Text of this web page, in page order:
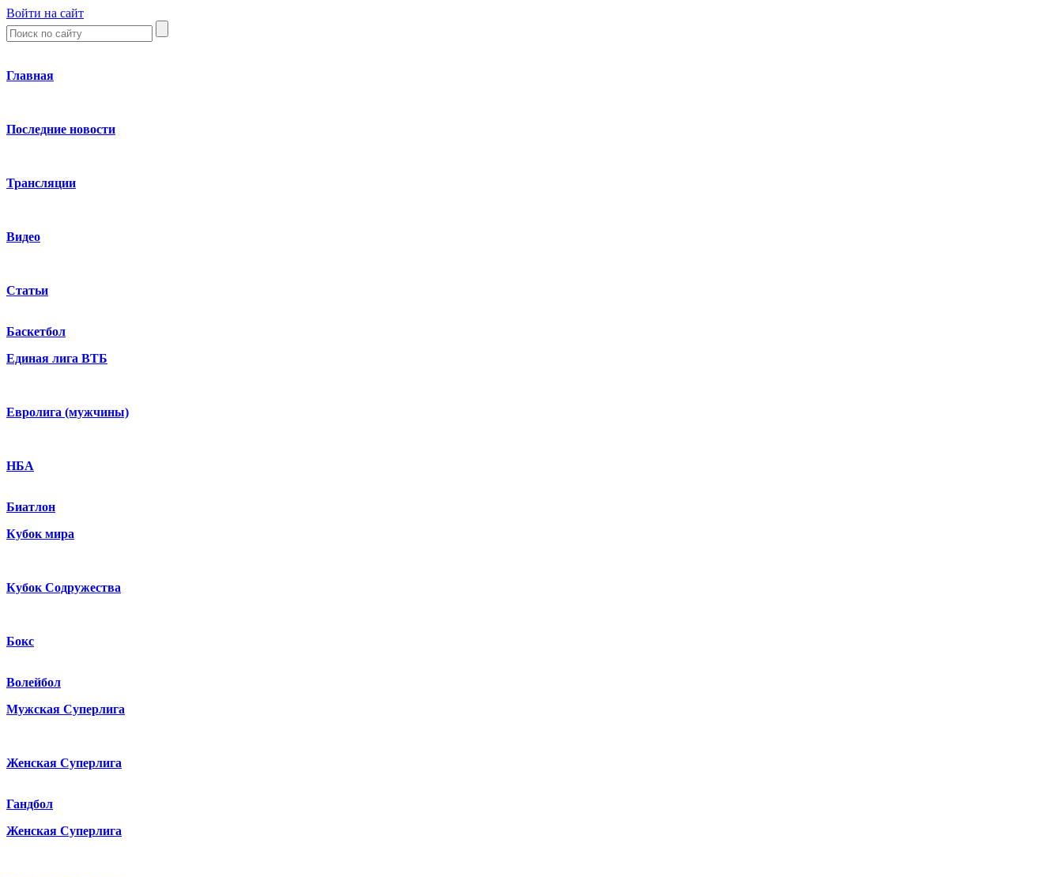
Войти на сайт
Главная
Последние новости
Трансляции
Видео
Статьи
Баскетбол
Единая лига ВТБ
Евролига (мужчины)
НБА
Биатлон
Кубок мира
Кубок Содружества
Бокс
Волейбол
Мужская Суперлига
Женская Суперлига
Гандбол
Женская Суперлига